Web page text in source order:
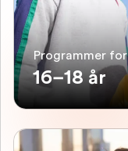
Programmer for
16–18 år